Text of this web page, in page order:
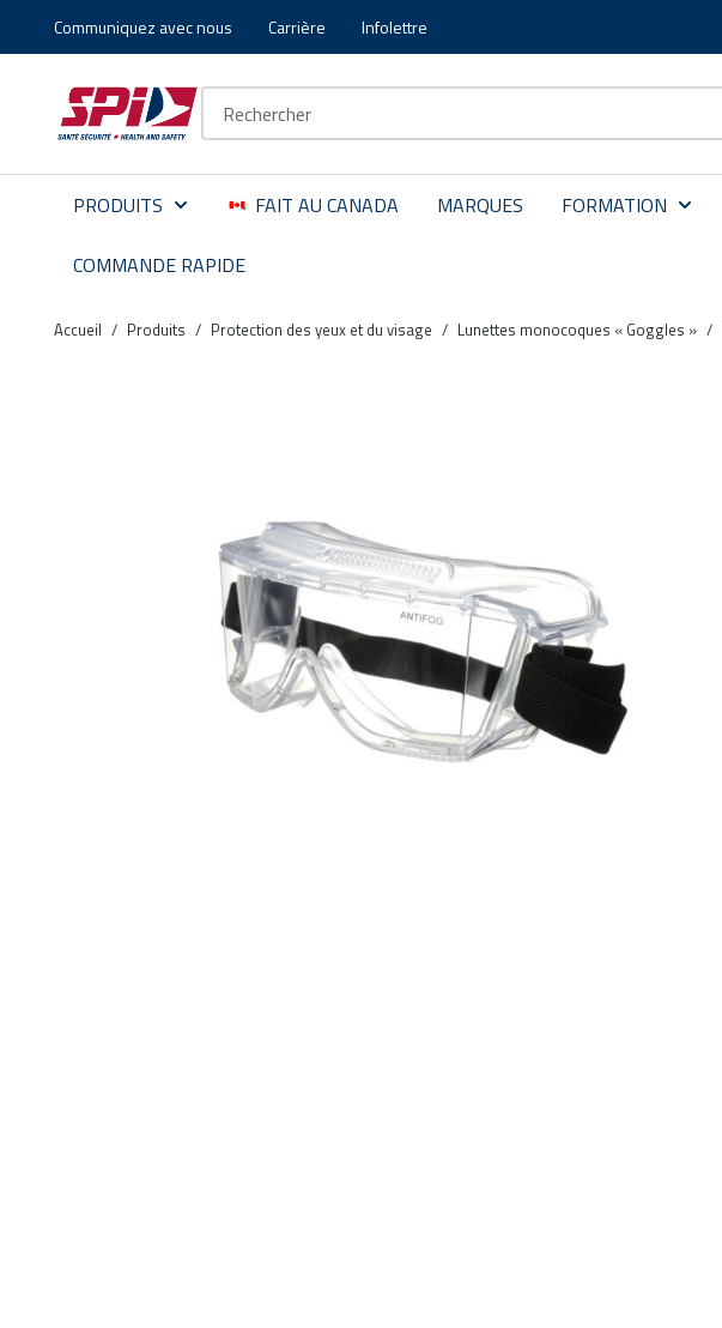
Aller au contenu principal
Skip to menu
Skip to footer
Communiquez avec nous Carrière Infolettre
PRODUITS FAIT AU CANADA MARQUES FORMATION
COMMANDE RAPIDE
Accueil / Produits / Protection des yeux et du visage / Lunettes monocoques « Goggles » /